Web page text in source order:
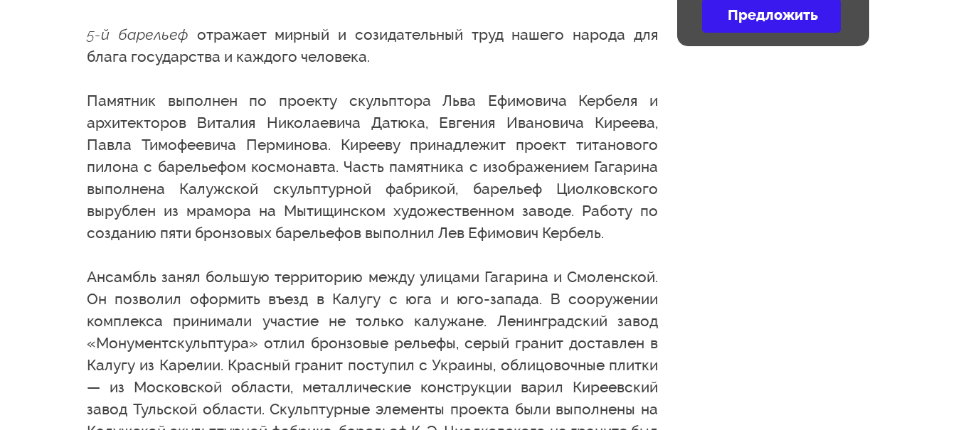
5-й барельеф отражает мирный и созидательный труд нашего народа для
блага государства и каждого человека.
Памятник выполнен по проекту скульптора Льва Ефимовича Кербеля и
архитекторов Виталия Николаевича Датюка, Евгения Ивановича Киреева,
Павла Тимофеевича Перминова. Кирееву принадлежит проект титанового
пилона с барельефом космонавта. Часть памятника с изображением Гагарина
выполнена Калужской скульптурной фабрикой, барельеф Циолковского
вырублен из мрамора на Мытищинском художественном заводе. Работу по
созданию пяти бронзовых барельефов выполнил Лев Ефимович Кербель.
Ансамбль занял большую территорию между улицами Гагарина и Смоленской.
Он позволил оформить въезд в Калугу с юга и юго-запада. В сооружении
комплекса принимали участие не только калужане. Ленинградский завод
«Монументскульптура» отлил бронзовые рельефы, серый гранит доставлен в
Калугу из Карелии. Красный гранит поступил с Украины, облицовочные плитки
— из Московской области, металлические конструкции варил Киреевский
завод Тульской области. Скульптурные элементы проекта были выполнены на